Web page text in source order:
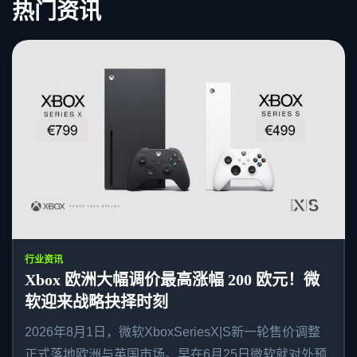
热门资讯
行业资讯
Xbox 欧洲大幅调价最高涨幅 200 欧元！微
软迎来战略抉择时刻
2026年8月1日，微软XboxSeriesX|S新一轮售价调整
正式落地欧洲与英国市场。早在6月25日微软就对外预